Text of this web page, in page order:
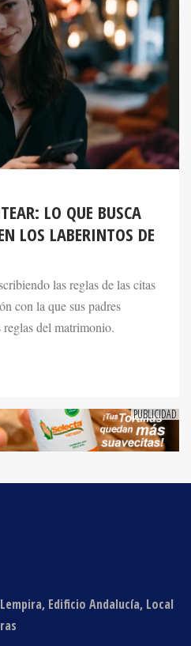
LO QUE BUSCA
LOS LABERINTOS DE
las reglas de las citas
con la que sus padres
del matrimonio.
Edificio Andalucía, Local